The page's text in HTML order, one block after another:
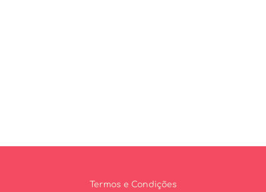
Termos e Condições